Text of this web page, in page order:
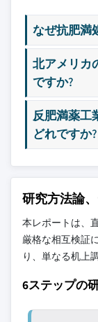
なぜ抗肥満
北アメリカ
ですか?
反肥満薬工
どれですか?
研究方法論
本レポートは、
厳格な相互検証
り、単なる机上
6ステップの